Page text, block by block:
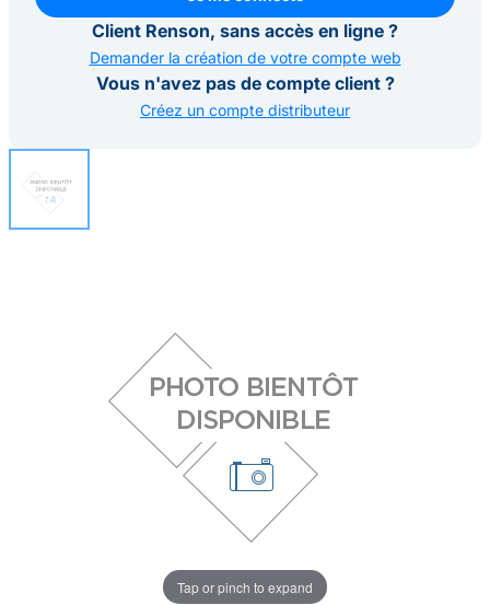
Tap or pinch to expand
Je me connecte
Client Renson, sans accès en ligne ?
Demander la création de votre compte web
Vous n'avez pas de compte client ?
Créez un compte distributeur